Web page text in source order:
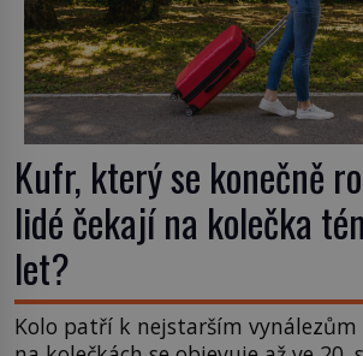
Kufr, který se konečně
lidé čekají na kolečka
let?
Kolo patří k nejstarším